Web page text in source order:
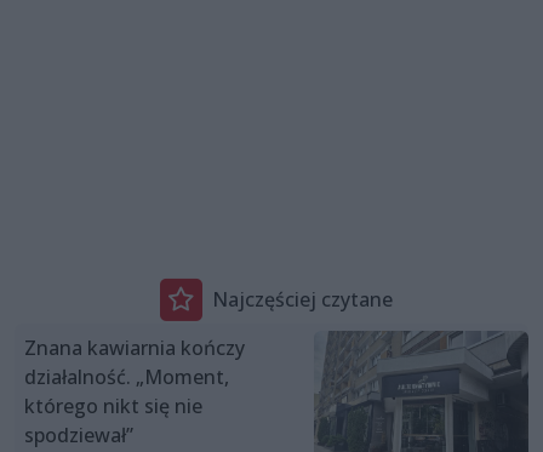
Najczęściej czytane
Znana kawiarnia kończy
działalność. „Moment,
którego nikt się nie
spodziewał”